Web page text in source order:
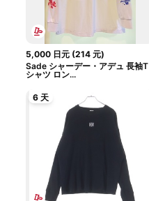
5,000 日元(214 元)
Sade シャーデー・アデュ 長袖T
シャツ ロン...
6 天